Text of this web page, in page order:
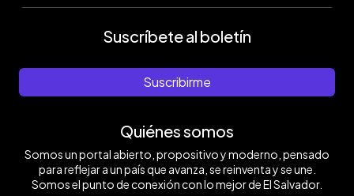
Suscríbete al boletín
Suscribirme
Quiénes somos
Somos un portal abierto, propositivo y moderno, pensado
para reflejar a un país que avanza, se reinventa y se une.
Somos el punto de conexión con lo mejor de El Salvador.